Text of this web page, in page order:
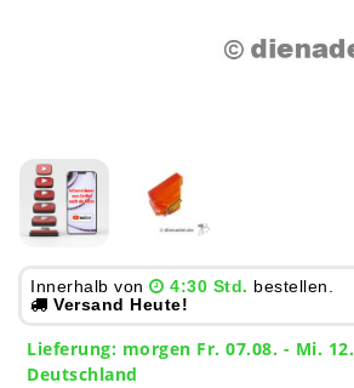
Innerhalb von 4:30 Std. bestellen.
Versand Heute!
Lieferung: morgen Fr. 07.08. - Mi.
Deutschland